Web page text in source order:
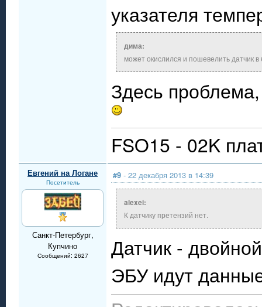
указателя
дима:
может окислился и пошевелить датчик в
Здесь
FSO15 - 02K
Евгений на Логане
Посетитель
Санкт-Петербург,
Купчино
Сообщений: 2627
#9 - 22 декабря 2013 в 14:39
alexei:
К датчику претензий нет.
Датчик -
ЭБУ идут